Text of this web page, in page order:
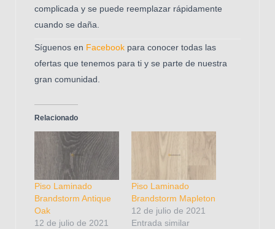
complicada y se puede reemplazar rápidamente
cuando se daña.
Síguenos en Facebook para conocer todas las
ofertas que tenemos para ti y se parte de nuestra
gran comunidad.
Relacionado
Piso Laminado
Brandstorm Antique
Oak
12 de julio de 2021
Piso Laminado
Brandstorm Mapleton
12 de julio de 2021
Entrada similar